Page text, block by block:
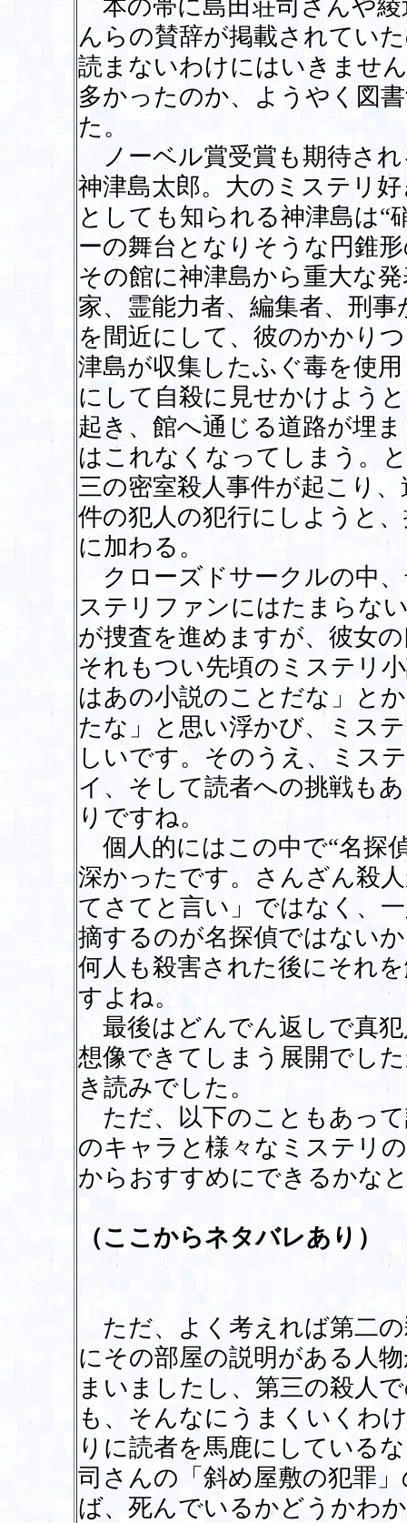
本の帯に島田荘司さんや
んらの賛辞が掲載されてい
読まないわけにはいきませ
多かったのか、ようやく図
た。
ノーベル賞受賞も期待さ
神津島太郎。大のミステリ
としても知られる神津島は“
ーの舞台となりそうな円錐
その館に神津島から重大な
家、霊能力者、編集者、刑
を間近にして、彼のかかり
津島が収集したふぐ毒を使
にして自殺に見せかけよう
起き、館へ通じる道路が埋
はこれなくなってしまう。
三の密室殺人事件が起こり
件の犯人の犯行にしようと
に加わる。
クローズドサークルの中
ステリファンにはたまらな
が捜査を進めますが、彼女
それもつい先頃のミステリ
はあの小説のことだな」と
たな」と思い浮かび、ミス
しいです。そのうえ、ミス
イ、そして読者への挑戦も
りですね。
個人的にはこの中で“名探
深かったです。さんざん殺
てさてと言い」ではなく、
摘するのが名探偵ではない
何人も殺害された後にそれ
すよね。
最後はどんでん返しで真犯
想像できてしまう展開でし
き読みでした。
ただ、以下のこともあっ
のキャラと様々なミステリ
からおすすめにできるかな
（ここからネタバレあり）
ただ、よく考えれば第二
にその部屋の説明がある人
まいましたし、第三の殺人
も、そんなにうまくいくわ
りに読者を馬鹿にしている
司さんの「斜め屋敷の犯罪
ば、死んでいるかどうかわ